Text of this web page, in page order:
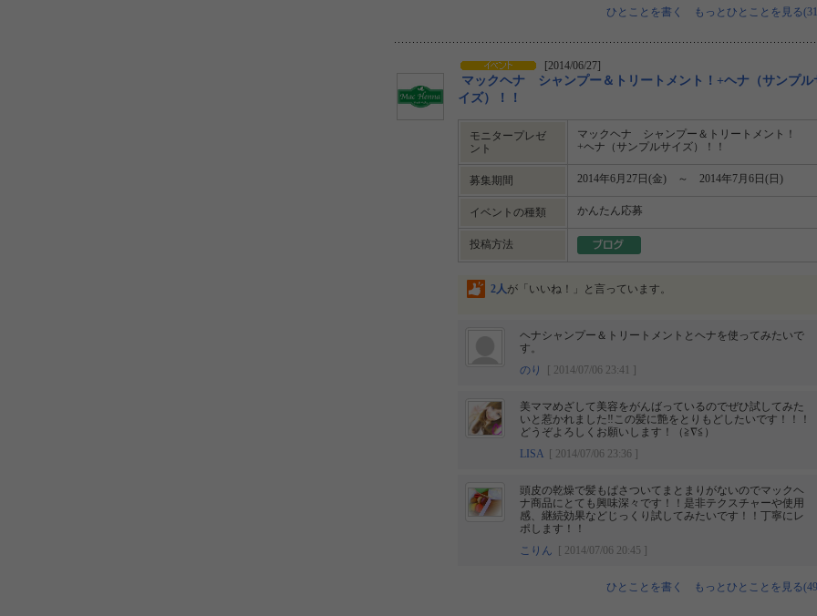
ひとことを書く もっとひとことを見る
[2014/06/27]
マックヘナ シャンプー＆トリートメント！+ヘナ（サンプル
イズ）！！
モニタープレゼ
ント
マックヘナ シャンプー＆トリートメント！
+ヘナ（サンプルサイズ）！！
募集期間 2014年6月27日(金) ～ 2014年7月6日(日)
イベントの種類 かんたん応募
投稿方法
2人が「いいね！」と言っています。
ヘナシャンプー＆トリートメントとヘナを使ってみたいで
す。
のり
[ 2014/07/06 23:41 ]
美ママめざして美容をがんばっているのでぜひ試してみた
いと惹かれました‼︎この髪に艶をとりもどしたいです！！！
どうぞよろしくお願いします！（≧∇≦）
LISA [ 2014/07/06 23:36 ]
頭皮の乾燥で髪もぱさついてまとまりがないのでマックヘ
ナ商品にとても興味深々です！！是非テクスチャーや使用
感、継続効果などじっくり試してみたいです！！丁寧にレ
ポします！！
こりん [ 2014/07/06 20:45 ]
ひとことを書く もっとひとことを見る